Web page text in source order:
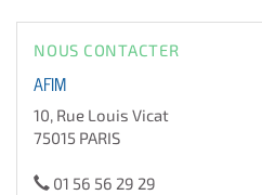
NOUS CONTACTER
AFIM
10, Rue Louis Vicat
75015 PARIS
01 56 56 29 29